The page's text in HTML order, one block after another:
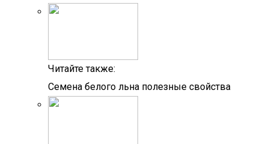
Читайте также:
Семена белого льна полезные свойства